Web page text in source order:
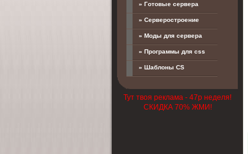
» Готовые сервера
» Серверостроение
» Моды для сервера
» Программы для css
» Шаблоны CS
Тут твоя реклама - 47р неделя!
СКИДКА 70% ЖМИ!